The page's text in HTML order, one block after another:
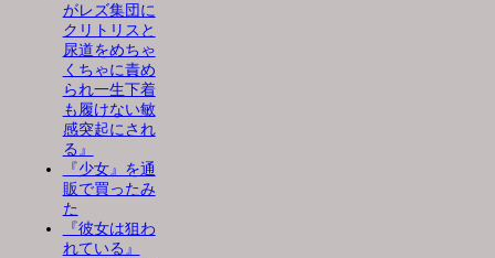
がレズ集団に
クリトリスと
尿道をめちゃ
くちゃに責め
られ一生下着
も履けない敏
感突起にされ
る』
『少女』を通
販で買ったみ
た
『彼女は狙わ
れている』